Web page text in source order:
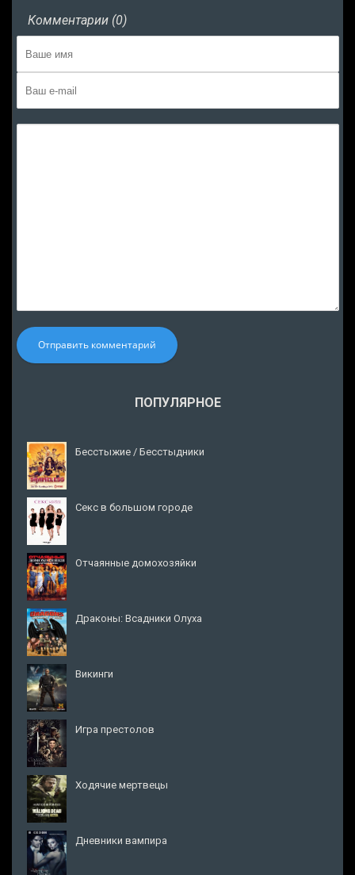
Комментарии (0)
Отправить комментарий
ПОПУЛЯРНОЕ
Бесстыжие / Бесстыдники
Секс в большом городе
Отчаянные домохозяйки
Драконы: Всадники Олуха
Викинги
Игра престолов
Ходячие мертвецы
Дневники вампира